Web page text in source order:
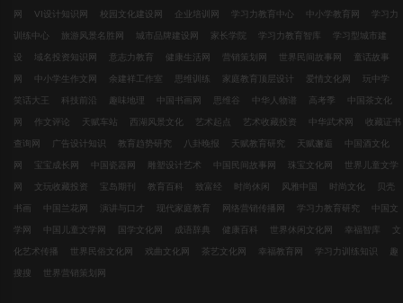
网 VI设计知识网 校园文化建设网 企业培训网 学习力教育中心 中小学教育网 学习力
训练中心 旅游风景名胜网 城市品牌建设网 家长学院 学习力教育智库 学习型城市建
设 域名投资知识网 意志力教育 健康生活网 营销策划网 世界民间故事网 童话故事
网 中小学生作文网 余建祥工作室 思维训练 家庭教育顶层设计 爱情文化网 玩中学
笑话大王 科技前沿 趣味地理 中国书画网 思维谷 中华人物谱 高考季 中国茶文化
网 作文评论 天赋车站 西湖风景文化 艺术起点 艺术收藏投资 中华武术网 收藏证书
查询网 广告设计知识 教育趋势研究 八卦晚报 天赋教育研究 天赋邂逅 中国酒文化
网 宝宝成长网 中国瓷器网 雕塑设计艺术 中国民间故事网 珠宝文化网 世界儿童文学
网 文玩收藏投资 宝岛期刊 教育百科 致富经 时尚休闲 风雅中国 时尚文化 贝壳
书画 中国兰花网 演讲与口才 现代家庭教育 网络营销传播网 学习力教育研究 中国文
学网 中国儿童文学网 国学文化网 成语辞典 健康百科 世界休闲文化网 幸福智库 文
化艺术传播 世界民俗文化网 戏曲文化网 茶艺文化网 幸福教育网 学习力训练知识 趣
搜搜 世界营销策划网